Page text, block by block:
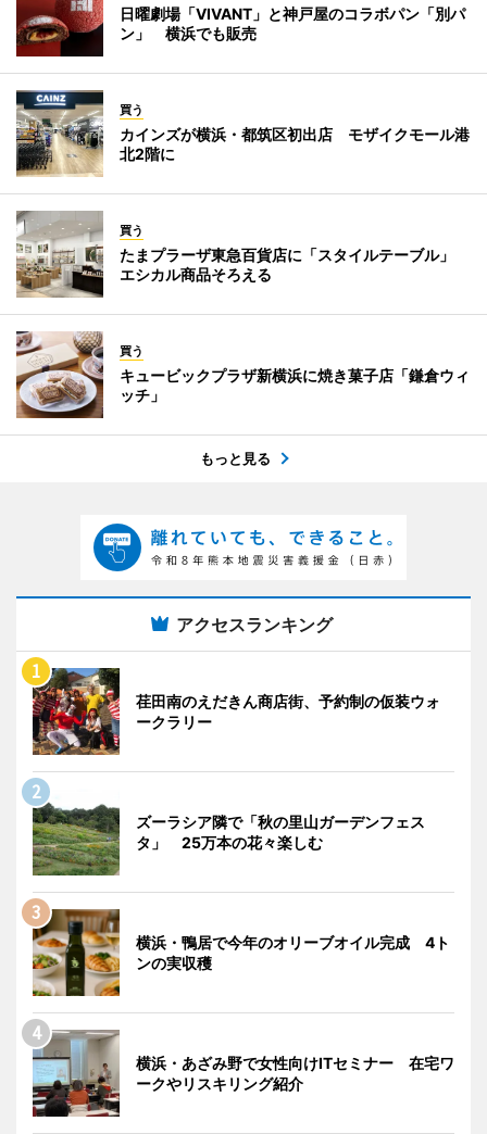
日曜劇場「VIVANT」と神戸屋のコラボパン「別パ
ン」 横浜でも販売
買う
カインズが横浜・都筑区初出店 モザイクモール港
北2階に
買う
たまプラーザ東急百貨店に「スタイルテーブル」
エシカル商品そろえる
買う
キュービックプラザ新横浜に焼き菓子店「鎌倉ウィ
ッチ」
もっと見る
アクセスランキング
荏田南のえだきん商店街、予約制の仮装ウォ
ークラリー
ズーラシア隣で「秋の里山ガーデンフェス
タ」 25万本の花々楽しむ
横浜・鴨居で今年のオリーブオイル完成 4ト
ンの実収穫
横浜・あざみ野で女性向けITセミナー 在宅ワ
ークやリスキリング紹介